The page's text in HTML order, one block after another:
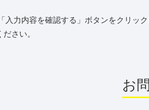
入力内容を確認する」ボタンをクリック
さい。
お